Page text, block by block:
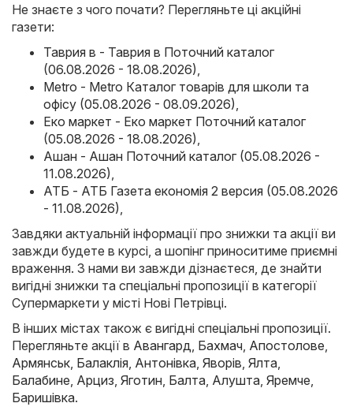
Не знаєте з чого почати? Перегляньте ці акційні
газети:
Таврия в - Таврия в Поточний каталог
(06.08.2026 - 18.08.2026)
Metro - Metro Каталог товарів для школи та
офісу (05.08.2026 - 08.09.2026)
Еко маркет - Еко маркет Поточний каталог
(05.08.2026 - 18.08.2026)
Ашан - Ашан Поточний каталог (05.08.2026 -
11.08.2026)
АТБ - АТБ Газета економія 2 версия (05.08.2026
- 11.08.2026)
Завдяки актуальній інформації про знижки та акції ви
завжди будете в курсі, а шопінг приноситиме приємні
враження. З нами ви завжди дізнаєтеся, де знайти
вигідні знижки та спеціальні пропозиції в категорії
Супермаркети у місті Нові Петрівці.
В інших містах також є вигідні спеціальні пропозиції.
Перегляньте акції в Авангард Бахмач Апостолове
Армянськ Балаклія Антонівка Яворів Ялта
Балабине Арциз Яготин Балта Алушта Яремче
Баришівка.